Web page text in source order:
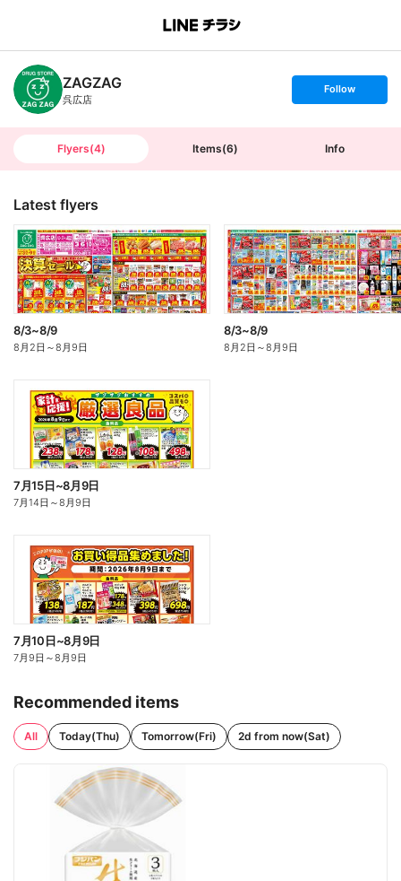
B
n
c
h
T
ZAGZAG
呉広店
s
t
o
l
Follow
Flyers(4) Items(6) Info
Latest flyers
8/3~8/9
8月2日 ～8月9日
8/3~8/9
8月2日 ～8月9日
7月15日~8月9日
7月14日 ～8月9日
7月10日~8月9日
7月9日 ～8月9日
Recommended items
All Today(Thu) Tomorrow(Fri) 2d from now(Sat)